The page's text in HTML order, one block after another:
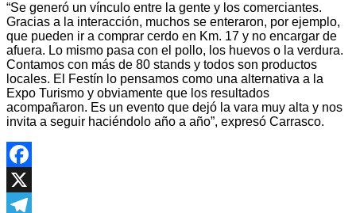
“Se generó un vínculo entre la gente y los comerciantes.
Gracias a la interacción, muchos se enteraron, por ejemplo,
que pueden ir a comprar cerdo en Km. 17 y no encargar de
afuera. Lo mismo pasa con el pollo, los huevos o la verdura.
Contamos con más de 80 stands y todos son productos
locales. El Festín lo pensamos como una alternativa a la
Expo Turismo y obviamente que los resultados
acompañaron. Es un evento que dejó la vara muy alta y nos
invita a seguir haciéndolo año a año”, expresó Carrasco.
Facebook
X